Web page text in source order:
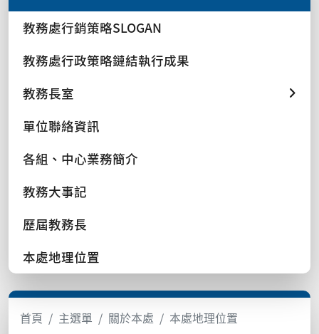
教務處行銷策略SLOGAN
教務處行政策略鏈結執行成果
教務長室
單位聯絡資訊
各組、中心業務簡介
教務大事記
歷屆教務長
本處地理位置
首頁 主選單 關於本處 本處地理位置